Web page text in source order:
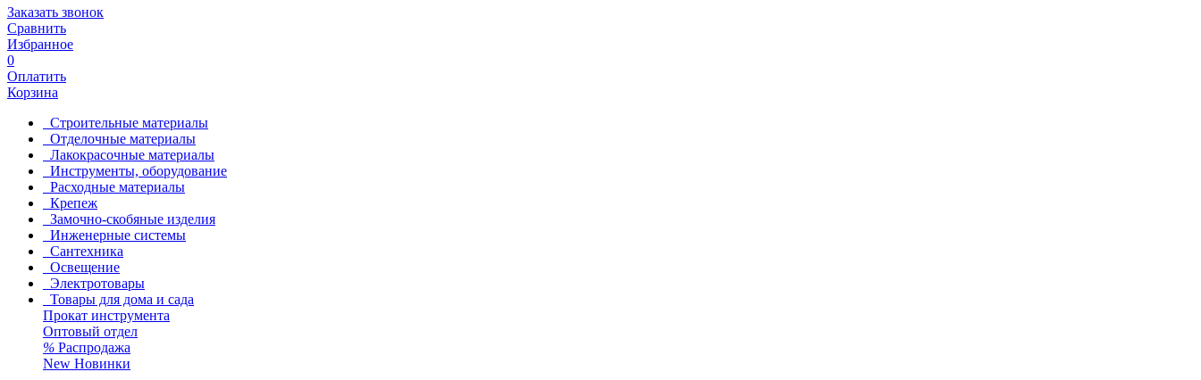
Заказать звонок
Сравнить
Избранное
0
Оплатить
Корзина
Строительные материалы
Отделочные материалы
Лакокрасочные материалы
Инструменты, оборудование
Расходные материалы
Крепеж
Замочно-скобяные изделия
Инженерные системы
Сантехника
Освещение
Электротовары
Товары для дома и сада
Прокат инструмента
Оптовый отдел
% Распродажа
New Новинки